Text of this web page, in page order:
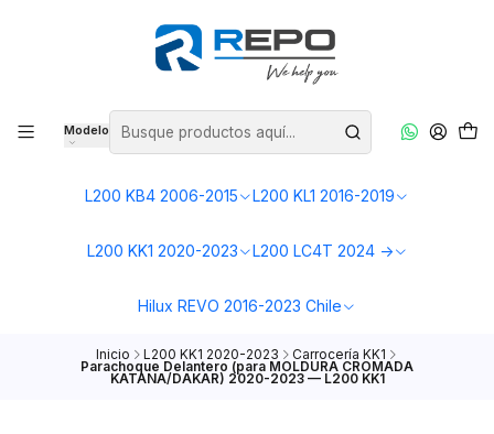
Modelo
L200 KB4 2006-2015 L200 KL1 2016-2019
L200 KK1 2020-2023 L200 LC4T 2024 ->
Hilux REVO 2016-2023 Chile
Inicio L200 KK1 2020-2023 Carrocería KK1
Parachoque Delantero (para MOLDURA CROMADA
KATANA/DAKAR) 2020-2023 — L200 KK1